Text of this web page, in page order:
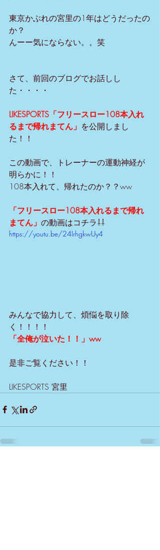
東京かぶれの宮里の1年はどうだったの
か？
んーー気にならない。。笑
さて、前回のブログでお話しし
た・・・・
LIKESPORTS「フリースロー108本入れ
るまで帰れまてん」 を公開しまし
た！！
この動画で、トレーナーの運動神経が
明らかに！！
108本入れて、帰れたのか？？ww
「フリースロー108本入れるまで帰れ
まてん」 の動画はコチラ⇩⇩
https://youtu.be/24IrhgkwUy4
みんなで協力して、煩悩を取り除
く！！！！
「全俺が泣いた！！」ww
是非ご覧ください！！
LIKESPORTS 宮里